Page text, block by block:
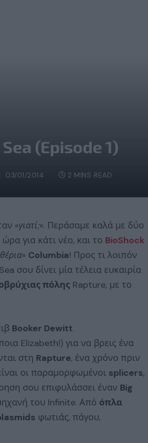
(Episode 1)
03/01/2014 2 MINS READ
«γιατί;». Περάσαμε καλά με δύο
για κάτι νέο, και το BioShock
» Columbia! Προς τι λοιπόν
σου δίνει μία τέλεια ευκαιρία
πόλης Rapture, με το
Booker Dewitt.
Elizabeth!) για να βρεις ένα
στη Rapture, ένα χρόνο πριν
οι παραμορφωμένοι splicers,
σου επιφυλάσσει έναν Big
του Infinite. Από όπλα
φωτιάς, πάγου,